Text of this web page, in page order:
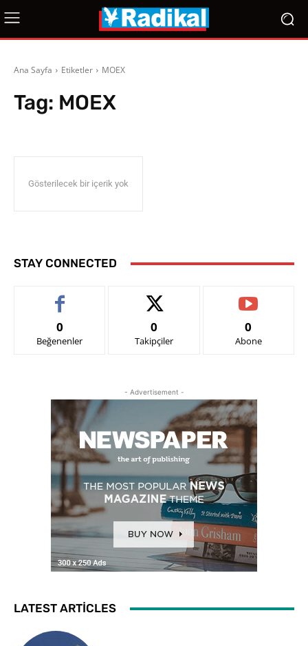
Ana Sayfa Etiketler MOEX
Tag: MOEX
Gösterilecek bir içerik yok
STAY CONNECTED
0
Beğenenler
0
Takipçiler
0
Abone
- Advertisement -
LATEST ARTICLES